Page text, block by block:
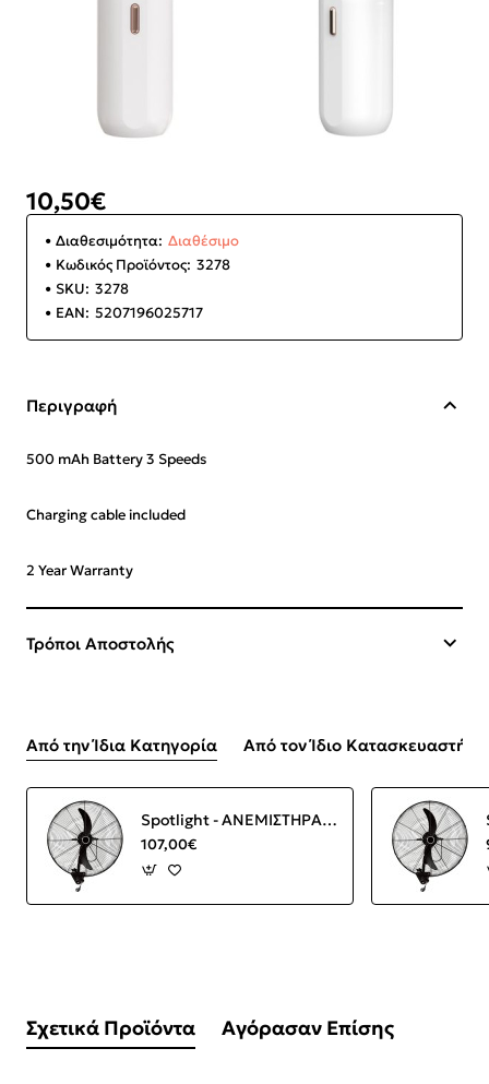
10,50€
Διαθεσιμότητα: Διαθέσιμο
Κωδικός Προϊόντος: 3278
SKU: 3278
EAN: 5207196025717
Περιγραφή
500 mAh Battery3 Speeds
Charging cable included
2 Year Warranty
Τρόποι Αποστολής
Από την Ίδια Κατηγορία Από τον Ίδιο Κατασκευαστή
Spotlight - ΑΝΕΜΙΣΤΗΡΑΣ TOIXOY
107,00€
Σχετικά Προϊόντα Αγόρασαν Επίσης